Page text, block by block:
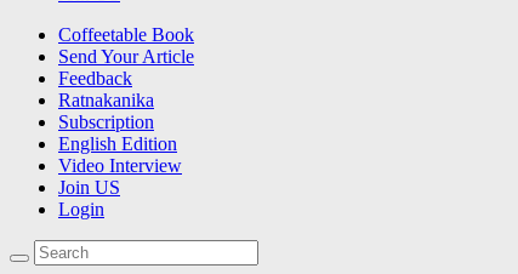
Coffeetable Book
Send Your Article
Feedback
Ratnakanika
Subscription
English Edition
Video Interview
Join US
Login